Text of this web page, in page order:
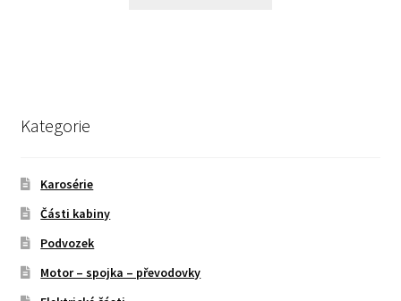
Kategorie
Karosérie
Části kabiny
Podvozek
Motor – spojka – převodovky